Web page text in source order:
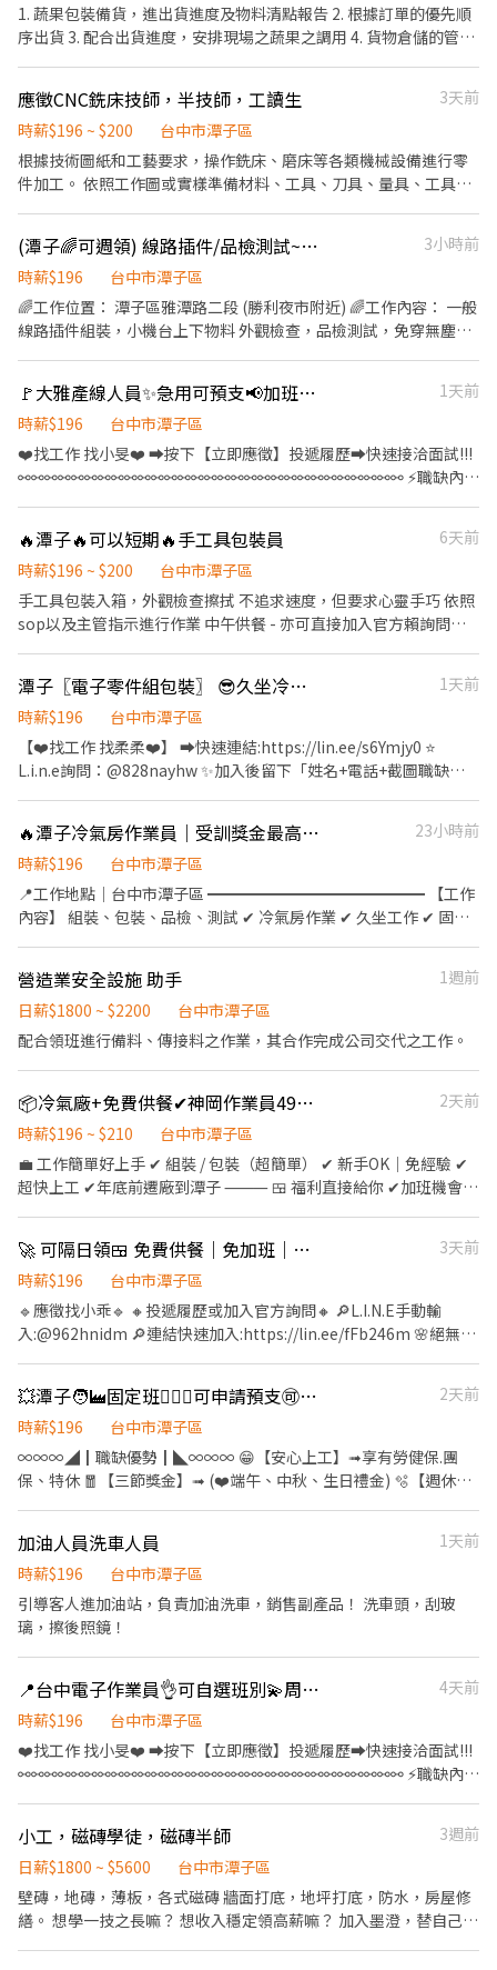
日誤餐費80塊.假日100塊 ✅【免費車位】免費汽機車停車位 - ❤️請
先按 【 我 要 應 徵 】 投遞履歷➡快速接洽面試 - ╔~~♥~~♥~~⭐️【
應徵方式 】⭐️~~♥~~♥~~╗ ↓↓找嘉嘉 工作攏低嘉↓↓ ☎️連絡電
話:0933670253 ☎️加賴詢問:@927wcdri 陳嘉嘉 ➡️火速找嘉嘉
⭐️~~♥~~♥~~╝
1. 蔬果包裝備貨，進出貨進度及物料清點報告 2. 根據訂單的優先順
序出貨 3. 配合出貨進度，安排現場之蔬果之調用 4. 貨物倉儲的管理
應徵CNC銑床技師，半技師，工讀生
3天前
時薪$196 ~ $200
台中市潭子區
根據技術圖紙和工藝要求，操作銑床、磨床等各類機械設備進行零
件加工。 依照工作圖或實樣準備材料、工具、刀具、量具、工具
作環境的安全和衛生。
(潭子🌈可週領) 線路插件/品檢測試~週休六日
3小時前
時薪$196
台中市潭子區
🌈工作位置： 潭子區雅潭路二段 (勝利夜市附近) 🌈工作內容： 一般
線路插件組裝，小機台上下物料 外觀檢查，品檢測試，免穿無塵服
碼 +好友後 請告知姓名 應徵雅潭廠 早班作業員 🌈工作時間及待遇：
08:00~17:00 午休60分 薪資: 30500 ，加班費另計 🌈休假制度： 週
休六日，含國定例假日 🌈須可正常+勞保、健保、勞退、團保 🌈員
工福利: 四節禮金，推薦獎金
🚩大雅產線人員✨急用可預支📢加班獎勵金最高1萬1❗班別津貼(J-永)
1天前
時薪$196
台中市潭子區
❤️‍找工作 找小旻❤️‍ ➡按下【立即應徵】投遞履歷➡快速接洽面試!!!
⚯⚯⚯⚯⚯⚯⚯⚯⚯⚯⚯⚯⚯⚯⚯⚯⚯⚯⚯⚯⚯⚯⚯⚯⚯⚯⚯⚯⚯ ⚡職缺內容
時間、薪資】 📌固定早班:08:00~20:00 ⭐️薪資:$31,000元 💞加班獎
勵金:加班4天$3500、加班5天$5500 📌固定晚班:20:00~08:00 ⭐️薪
資:$31,000元(晚班津貼:320元/天) 💞加班獎勵金:加班4天$3500、加
班5天$5500 📌輪早晚班(三個月一輪): 早班:08:00~20:00 晚
班:20:00~08:00(晚班津貼:320元/天) ⭐️薪資:$30,250元 💞加班獎勵
🎯【休假制度】做二休二 🎁【福利】 🎉可申請預支 🎉三節禮金或禮
品(到職滿三個月以上享有) 🎉免費機車停車場 ✨ෆෆෆෆෆෆ📞應徵看
@547qfznf（記得加＠） ❤️‍點擊加入:https://lin.ee/TuSzLpe (加
入後請傳: 職缺截圖+姓名+電話)
🔥潭子🔥可以短期🔥手工具包裝員
6天前
時薪$196 ~ $200
台中市潭子區
手工具包裝入箱，外觀檢查擦拭 不追求速度，但要求心靈手巧 依照
sop以及主管指示進行作業 中午供餐 - 亦可直接加入官方賴詢問
潭子〖電子零件組包裝〗 😎久坐冷氣房🎉免學歷🌸獎金拿不完【Z】吉
1天前
時薪$196
台中市潭子區
【❤️找工作 找柔柔❤️】 ➡️快速連結:https://lin.ee/s6Ymjy0 ⭐️
L.i.n.e詢問：@828nayhw ✨加入後留下「姓名+電話+截圖職缺
勞獎金 ➪三節獎金或禮品 ➪久坐冷氣房，舒適工作環境(❁´◡`❁)
————— ❁ 工作地點 ❁——————— 台中市潭子區祥和路 ————
❁工作時間&薪資 ❁——————— 💰 薪資:31000元 ➡️薪資每月10號
發放 ➡️週休二日 ▪日班：08:00-17:10 ▪小夜班：15:50-00:30(240
月4000元、三個月5000元 大夜班滿一個月3000元、兩個月6000
元、三個月8000元 -------------------------------------------------
小時，獎金 4000 元 每三個月加班時數大於90小時 未滿120時 獎金
2000元 ⭐️久任獎金: 滿1個月1000元、滿3個月3000 元、滿6個月
3000 元 ———— ❁工作內容 ❁——————— ▪ 電子零件焊接、組
🔥潭子冷氣房作業員｜受訓獎金最高17K｜夜班40K起｜周休二日🔥
23小時前
時薪$196
台中市潭子區
📍工作地點｜台中市潭子區 ━━━━━━━━━━━━━━ 【工作
內容】 組裝、包裝、品檢、測試 ✔ 冷氣房作業 ✔ 久坐工作 ✔ 固定
二日 ━━━━━━━━━━━━━━ 【薪資待遇】 ☀ 日班 薪
31,000元起 🌆 中班 薪36,000元起 🌙 夜班 薪39,500元起 另有加班
費及激勵獎金 ━━━━━━━━━━━━━━ 【中夜班受訓制度】
個月獎金1,000元 ✔ 久任滿3個月獎金3,000元 ✔ 久任滿6個月獎金
3,000元 久任獎金最高7,000元 ━━━━━━━━━━━━━━
缺 ✔ 加班費另計 ✔ 加班激勵獎金另發
━━━━━━━━━━━━━━ 📩 立即應徵 點擊下方連結或加入官
方 L.I.N.E 截圖私訊【姓名＋手機】 官方 ID：@746lzapm（記得加
小老鼠 @ 喔！） https://lin.ee/Z5lW7BX 首誠人力－王小姐 ☎️ 04-
營造業安全設施 助手
1週前
日薪$1800 ~ $2200
台中市潭子區
配合領班進行備料、傳接料之作業，其合作完成公司交代之工作。
📦冷氣廠+免費供餐✔神岡作業員49K✔獎金超過1萬
2天前
時薪$196 ~ $210
台中市潭子區
💼 工作簡單好上手 ✔ 組裝 / 包裝（超簡單） ✔ 新手OK｜免經驗 ✔
超快上工 ✔年底前遷廠到潭子 ⸻ 🍱 福利直接給你 ✔加班機會多
07:50~16:10 中班 15:50~00:10 （中班先面試安排後補） ⸻ 💰
薪資獎金 底薪💵 31,000 起 ＋年度獎金15,500 ＋全勤1200 ＋久任
獎金 3,000 ＋季績效獎金 3,000 ＋部門津貼 3,000 ＋班別津貼
8,800 🎁 介紹朋友再拿 3,000！ ⸻ 📍 工作地點 台中神岡區中山
路 👉 週休六日 ⸻ 📲 應徵方式 ID：@190ktlnc 或來電
日＋職缺截圖 了解更多職缺：https://jobappmeta-
y8adb6ni.manus.space/
🚀 可隔日領🍱 免費供餐｜免加班｜周休二日🌼手機外殼組包裝
3天前
時薪$196
台中市潭子區
🔹應徵找小乖🔹 🔸投遞履歷或加入官方詢問🔸 🔎L.I.N.E手動輸
入:@962hnidm 🔎連結快速加入:https://lin.ee/fFb246m 🌸絕無收
職獎金1500元 🔸績效獎金0-12,000元 【工作地點】:台中市大雅區
神林路一段 【工作內容】:流水線組裝作業員 【工作時間&薪資 】
⭕薪資:30000元 ⭕休假制度 : 周休二日 ✅日班A:07:50-16:20 ✅日班
B:08:00-17:00 ✅中夜:19:30-04:00 (中班津貼300/日)(誤餐費70元)
💥潭子🧑‍🏭固定班🙋🏻‍♀️可申請預支🉑️周休二日💰三節獎金💰久任獎金
2天前
時薪$196
台中市潭子區
∞∞∞◢┃職缺優勢┃◣∞∞∞ 😁【安心上工】➟享有勞健保.團
保、特休 🧧【三節獎金】➟ (❤️端午、中秋、生日禮金) 🫧【週休二
✨電子零件焊接、組裝、測試、包裝作業 ✨產品檢驗作業 ✨試產前
置作業掌握 ✨操作生產設備、維持生產順暢、切換產品製程、進行
新機種試 ⏰上班時間: ⏰日班08:00~17:10 ，薪資31,000元 ⏰小夜
班15:50-00:30，薪資31,000元/月 +(小夜班津貼:30元/HR) ⏰大夜
$2000、滿二個月：$4000、滿三個月：$5000 大夜班培育獎金滿一
個月：$3000、滿二個月：$6000、滿三個月：$8000 💰久任獎金:滿
配合產線加班】 ∞∞∞◢┃詢問預約┃◣∞∞∞ ✅服務專員➠文文
小姐 ✅手機➠0932-733-893 ✅L.I.N.E.➠@826jcnfy(要加@唷)
✅【快速加入】➠https://lin.ee/RDrxb6W
加油人員洗車人員
1天前
時薪$196
台中市潭子區
引導客人進加油站，負責加油洗車，銷售副產品！ 洗車頭，刮玻
璃，擦後照鏡！
📍台中電子作業員👌可自選班別💫周休二日📢冷氣房工作💵各種獎金領不完(J-吉)
4天前
時薪$196
台中市潭子區
❤️‍找工作 找小旻❤️‍ ➡按下【立即應徵】投遞履歷➡快速接洽面試!!!
⚯⚯⚯⚯⚯⚯⚯⚯⚯⚯⚯⚯⚯⚯⚯⚯⚯⚯⚯⚯⚯⚯⚯⚯⚯⚯⚯⚯⚯ ⚡職缺內容
【工作時間】 📌日班:08:00～17:10(午休50分/早上下午各休10分
鐘) 💰日班薪資:31,000元/月 (配合加班平均約31,000~37,000) 📌小
夜班:15:50～00:30(休息時間:18:50~19:30) 💰薪資範圍:$31,000/月
+小夜班津貼30元/H 小夜班薪資:約36,000元/月 (配合加班平均約
小工，磁磚學徒，磁磚半師
3週前
日薪$1800 ~ $5600
台中市潭子區
壁磚，地磚，薄板，各式磁磚 牆面打底，地坪打底，防水，房屋修
繕。 想學一技之長嘛？ 想收入穩定領高薪嘛？ 加入墨澄，替自己的